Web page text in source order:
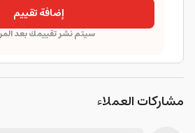
إضافة تقييم
سيتم نشر تقييمك بعد
مشاركات العملاء